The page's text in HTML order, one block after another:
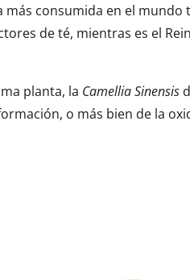
consumida en el mundo
de té, mientras es el
planta, la Camellia Sinensis
o más bien de la